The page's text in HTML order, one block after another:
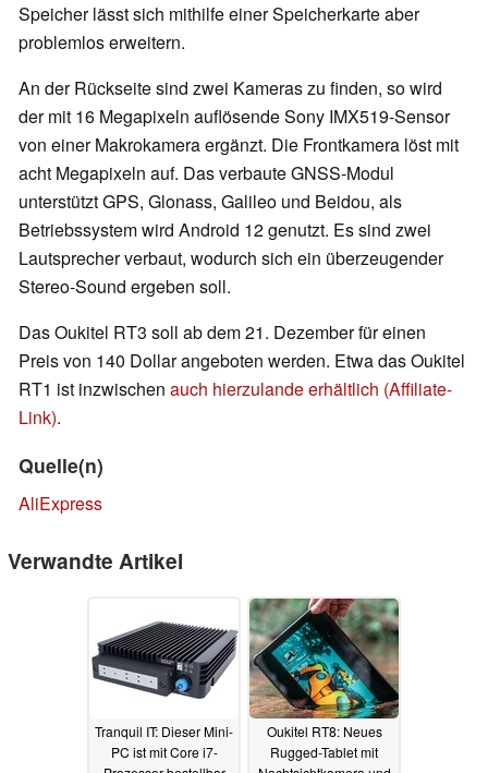
Speicher lässt sich mithilfe einer Speicherkarte aber
problemlos erweitern.
An der Rückseite sind zwei Kameras zu finden, so wird
der mit 16 Megapixeln auflösende Sony IMX519-Sensor
von einer Makrokamera ergänzt. Die Frontkamera löst mit
acht Megapixeln auf. Das verbaute GNSS-Modul
unterstützt GPS, Glonass, Galileo und Beidou, als
Betriebssystem wird Android 12 genutzt. Es sind zwei
Lautsprecher verbaut, wodurch sich ein überzeugender
Stereo-Sound ergeben soll.
Das Oukitel RT3 soll ab dem 21. Dezember für einen
Preis von 140 Dollar angeboten werden. Etwa das Oukitel
RT1 ist inzwischen auch hierzulande erhältlich (Affiliate-
Link).
Quelle(n)
AliExpress
Verwandte Artikel
Tranquil IT: Dieser Mini-
PC ist mit Core i7-
Oukitel RT8: Neues
Rugged-Tablet mit